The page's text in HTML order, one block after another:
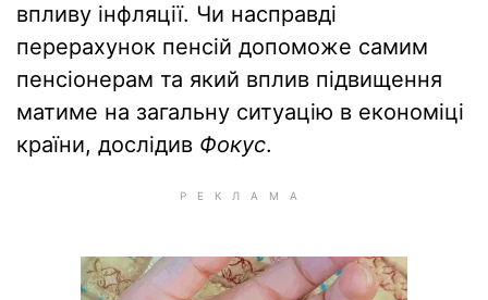
впливу інфляції. Чи насправді
перерахунок пенсій допоможе самим
пенсіонерам та який вплив підвищення
матиме на загальну ситуацію в економіці
країни, дослідив Фокус.